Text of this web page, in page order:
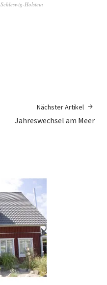
Schleswig-Holstein
Nächster Artikel
Jahreswechsel am Meer